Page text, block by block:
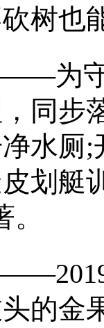
树也
守
同步
水厕
划艇
的金